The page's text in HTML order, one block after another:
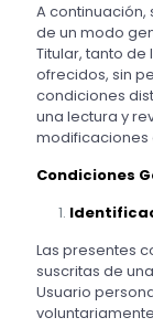
A
de un modo
Titular, tanto
ofrecidos, sin
condiciones
una lectura y
modificaciones
Condiciones
Las presentes
suscritas de
Usuario